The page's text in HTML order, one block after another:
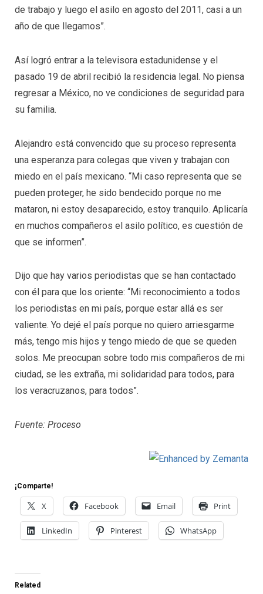
de trabajo y luego el asilo en agosto del 2011, casi a un
año de que llegamos”.
Así logró entrar a la televisora estadunidense y el
pasado 19 de abril recibió la residencia legal. No piensa
regresar a México, no ve condiciones de seguridad para
su familia.
Alejandro está convencido que su proceso representa
una esperanza para colegas que viven y trabajan con
miedo en el país mexicano. “Mi caso representa que se
pueden proteger, he sido bendecido porque no me
mataron, ni estoy desaparecido, estoy tranquilo. Aplicaría
en muchos compañeros el asilo político, es cuestión de
que se informen”.
Dijo que hay varios periodistas que se han contactado
con él para que los oriente: “Mi reconocimiento a todos
los periodistas en mi país, porque estar allá es ser
valiente. Yo dejé el país porque no quiero arriesgarme
más, tengo mis hijos y tengo miedo de que se queden
solos. Me preocupan sobre todo mis compañeros de mi
ciudad, se les extraña, mi solidaridad para todos, para
los veracruzanos, para todos”.
Fuente: Proceso
¡Comparte!
X Facebook Email Print
LinkedIn Pinterest WhatsApp
Related